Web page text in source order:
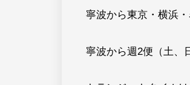
寧波から東京・横浜
寧波から週2便（土、